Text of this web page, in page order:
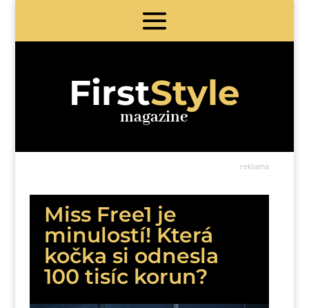
FirstStyle
magazine
reklama
Miss Free1 je
minulostí! Která
kočka si odnesla
100 tisíc korun?